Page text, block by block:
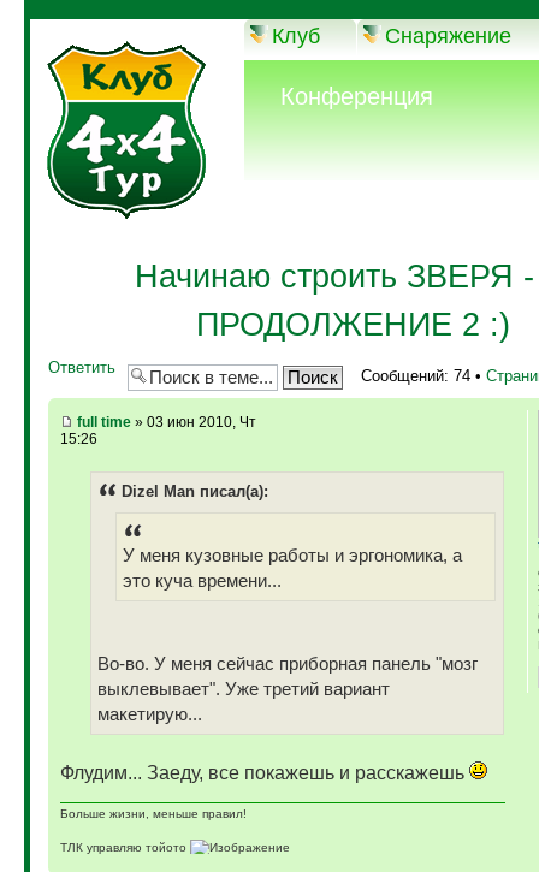
Клуб Снаряжение
Конференция
Начинаю строить ЗВЕРЯ
ПРОДОЛЖЕНИЕ 2 :)
Ответить Сообщений: 74 •
full time» 03 июн 2010, Чт
15:26
Dizel Man писал(а):
У меня кузовные работы и эргономика, а
это куча времени...
Во-во. У меня сейчас приборная панель "мозг
выклевывает". Уже третий вариант
макетирую...
Флудим... Заеду, все покажешь и расскажешь
Больше жизни, меньше правил!
ТЛК управляю тойото